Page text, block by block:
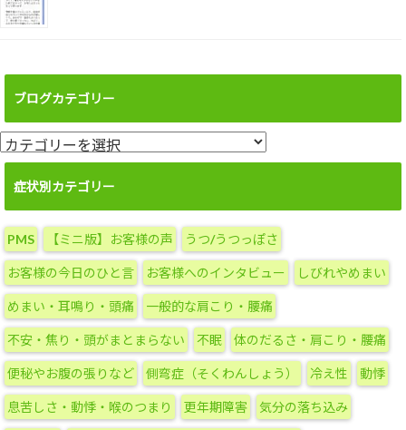
ブログカテゴリー
ブ
ロ
カ
テ
ゴ
リ
ー
症状別カテゴリー
PMS 【ミニ版】お客様の声 うつ/うつっぽさ
お客様の今日のひと言 お客様へのインタビュー しびれやめまい
めまい・耳鳴り・頭痛 一般的な肩こり・腰痛
不安・焦り・頭がまとまらない 不眠 体のだるさ・肩こり・腰痛
便秘やお腹の張りなど 側弯症（そくわんしょう） 冷え性 動悸
息苦しさ・動悸・喉のつまり 更年期障害 気分の落ち込み